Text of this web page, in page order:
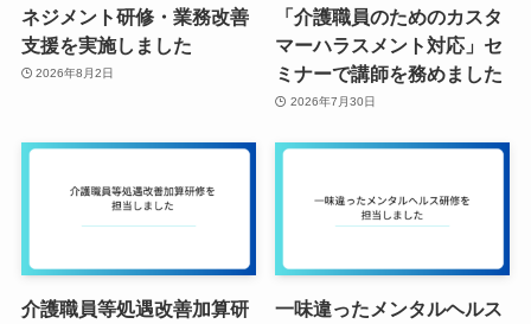
ネジメント研修・業務改善
支援を実施しました
2026年8月2日
「介護職員のためのカスタ
マーハラスメント対応」セ
ミナーで講師を務めました
2026年7月30日
介護職員等処遇改善加算研
一味違ったメンタルヘルス